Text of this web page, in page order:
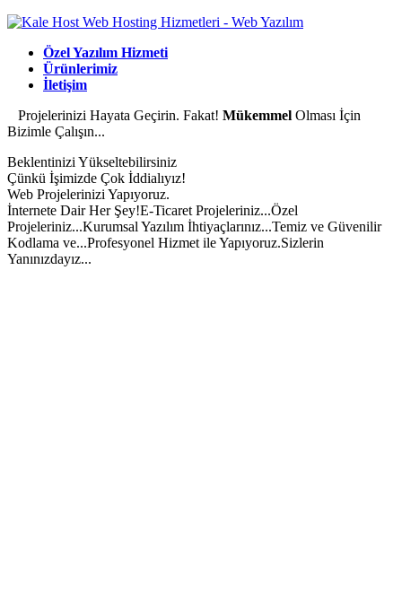
Özel Yazılım Hizmeti
Ürünlerimiz
İletişim
Projelerinizi Hayata Geçirin. Fakat! Mükemmel Olması İçin
Bizimle Çalışın...
Beklentinizi Yükseltebilirsiniz
Çünkü İşimizde Çok İddialıyız!
Web Projelerinizi Yapıyoruz.
İnternete Dair Her Şey!E-Ticaret Projeleriniz...Özel
Projeleriniz...Kurumsal Yazılım İhtiyaçlarınız...Temiz ve Güvenilir
Kodlama ve...Profesyonel Hizmet ile Yapıyoruz.Sizlerin
Yanınızdayız...